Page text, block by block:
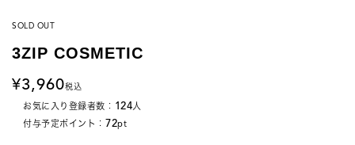
SOLD OUT
3ZIP COSMETIC
3,960税込
お気に入り登録者数： 124人
付与予定ポイント： 72pt